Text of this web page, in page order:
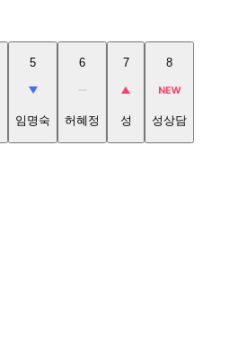
5
임명숙
6
허혜정
7
성
8
성상담